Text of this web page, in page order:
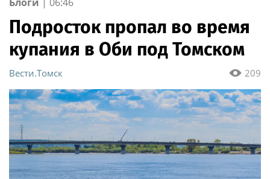
Подросток пропал во время
купания в Оби под Томском
209
Вести.Томск